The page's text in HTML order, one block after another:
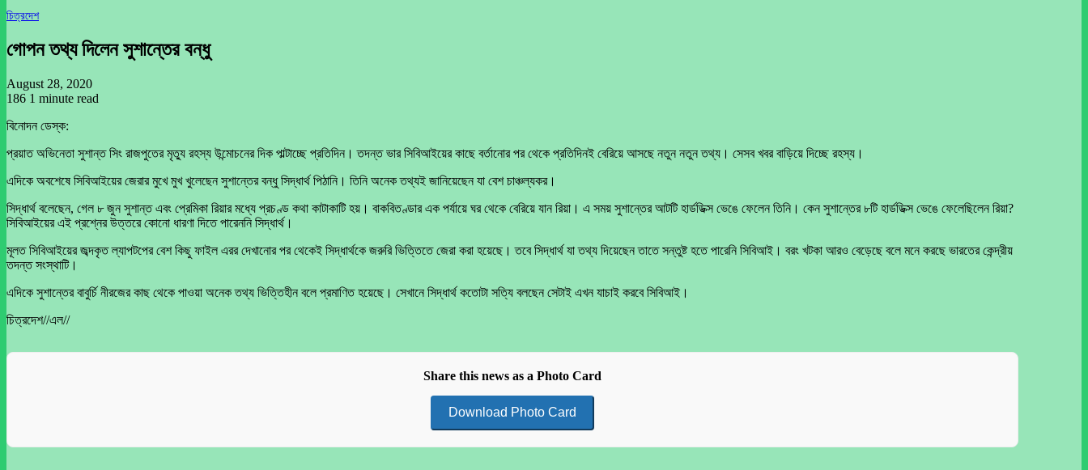
চিত্রদেশ
গোপন তথ্য দিলেন সুশান্তের বন্ধু
August 28, 2020
186 1 minute read
বিনোদন ডেস্ক:
প্রয়াত অভিনেতা সুশান্ত সিং রাজপুতের মৃত্যু রহস্য উন্মোচনের দিক পাল্টাচ্ছে প্রতিদিন। তদন্ত ভার সিবিআইয়ের কাছে বর্তানোর পর থেকে প্রতিদিনই বেরিয়ে আসছে নতুন নতুন তথ্য। সেসব খবর বাড়িয়ে দিচ্ছে রহস্য।
এদিকে অবশেষে সিবিআইয়ের জেরার মুখে মুখ খুলেছেন সুশান্তের বন্ধু সিদ্ধার্থ পিঠানি। তিনি অনেক তথ্যই জানিয়েছেন যা বেশ চাঞ্চল্যকর।
সিদ্ধার্থ বলেছেন, গেল ৮ জুন সুশান্ত এবং প্রেমিকা রিয়ার মধ্যে প্রচণ্ড কথা কাটাকাটি হয়। বাকবিতণ্ডার এক পর্যায়ে ঘর থেকে বেরিয়ে যান রিয়া। এ সময় সুশান্তের আটটি হার্ডডিক্স ভেঙে ফেলেন তিনি। কেন সুশান্তের ৮টি হার্ডডিক্স ভেঙে ফেলেছিলেন রিয়া?
সিবিআইয়ের এই প্রশ্নের উত্তরে কোনো ধারণা দিতে পারেননি সিদ্ধার্থ।
মূলত সিবিআইয়ের জব্দকৃত ল্যাপটপের বেশ কিছু ফাইল এরর দেখানোর পর থেকেই সিদ্ধার্থকে জরুরি ভিত্তিতে জেরা করা হয়েছে। তবে সিদ্ধার্থ যা তথ্য দিয়েছেন তাতে সন্তুষ্ট হতে পারেনি সিবিআই। বরং খটকা আরও বেড়েছে বলে মনে করছে ভারতের কেন্দ্রীয়
তদন্ত সংস্থাটি।
এদিকে সুশান্তের বাবুর্চি নীরজের কাছ থেকে পাওয়া অনেক তথ্য ভিত্তিহীন বলে প্রমাণিত হয়েছে। সেখানে সিদ্ধার্থ কতোটা সত্যি বলছেন সেটাই এখন যাচাই করবে সিবিআই।
চিত্রদেশ//এল//
Share this news as a Photo Card
Download Photo Card